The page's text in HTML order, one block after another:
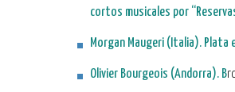
cortos musicales por
Morgan Maugeri (Italia). Plata
Olivier Bourgeois (Andorra). B